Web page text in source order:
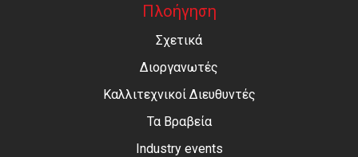
Πλοήγηση
Σχετικά
Διοργανωτές
Καλλιτεχνικοί Διευθυντές
Τα Βραβεία
Industry events